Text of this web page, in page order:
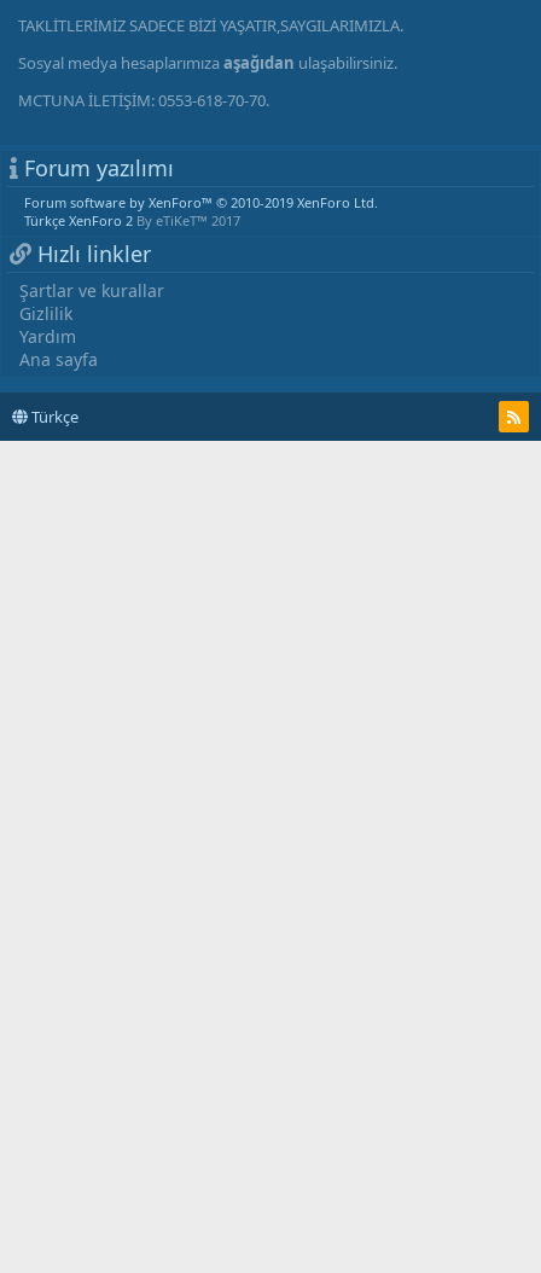
TAKLİTLERİMİZ SADECE BİZİ YAŞATIR,SAYGILARIMIZLA.
Sosyal medya hesaplarımızaaşağıdan ulaşabilirsiniz.
MCTUNA İLETİŞİM: 0553-618-70-70.
Forum yazılımı
Forum software by XenForo™ © 2010-2019 XenForo Ltd.
Türkçe XenForo 2 By eTiKeT™ 2017
Hızlı linkler
Şartlar ve kurallar
Gizlilik
Yardım
Ana sayfa
Türkçe